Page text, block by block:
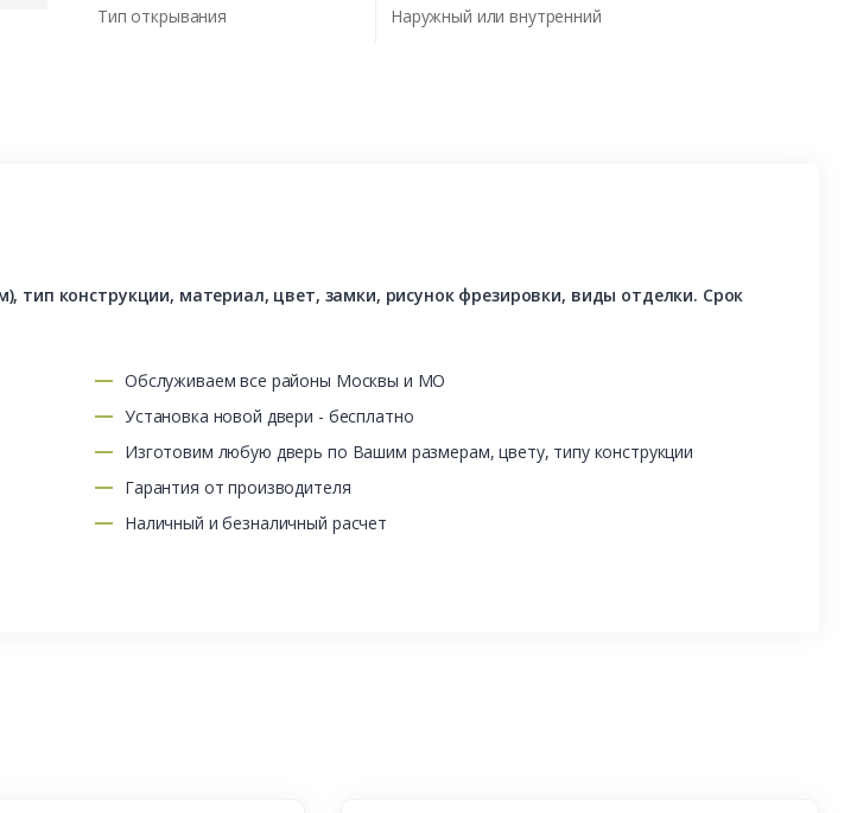
Тип открывания Наружный или внутренний
конструкции, материал, цвет, замки, рисунок фрезировки, виды отделки. Срок
Обслуживаем все районы Москвы и МО
Установка новой двери - бесплатно
Изготовим любую дверь по Вашим размерам, цвету, типу конструкции
Гарантия от производителя
Наличный и безналичный расчет